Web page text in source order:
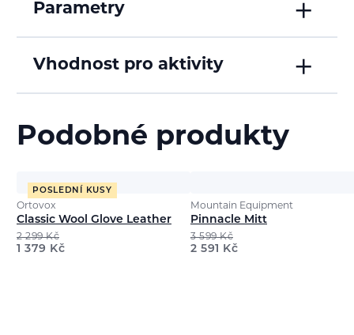
Parametry
Vhodnost pro aktivity
Podobné produkty
POSLEDNÍ KUSY
Ortovox
Classic Wool Glove Leather
2 299Kč
1 379 Kč
Mountain Equipment
Pinnacle Mitt
3 599Kč
2 591 Kč